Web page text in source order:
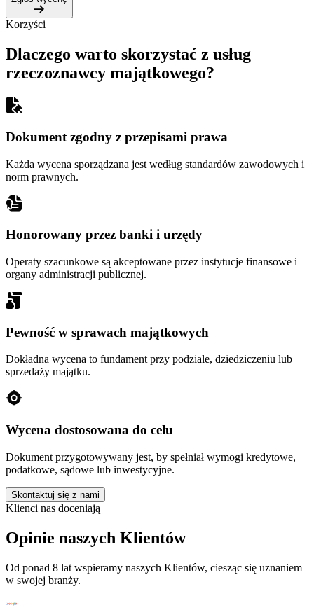
Korzyści
Dlaczego warto skorzystać z usług
rzeczoznawcy majątkowego?
Dokument zgodny z przepisami prawa
Każda wycena sporządzana jest według standardów zawodowych i
norm prawnych.
Honorowany przez banki i urzędy
Operaty szacunkowe są akceptowane przez instytucje finansowe i
organy administracji publicznej.
Pewność w sprawach majątkowych
Dokładna wycena to fundament przy podziale, dziedziczeniu lub
sprzedaży majątku.
Wycena dostosowana do celu
Dokument przygotowywany jest, by spełniał wymogi kredytowe,
podatkowe, sądowe lub inwestycyjne.
Skontaktuj się z nami
Klienci nas doceniają
Opinie naszych Klientów
Od ponad 8 lat wspieramy naszych Klientów, ciesząc się uznaniem
w swojej branży.